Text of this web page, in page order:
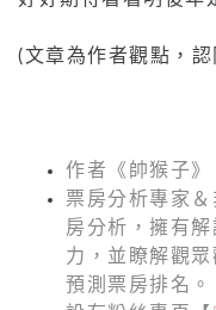
(文章為作者觀點，
作者《帥猴子》
票房分析專家
房分析，擁有
力，並瞭解觀
預測票房排名。